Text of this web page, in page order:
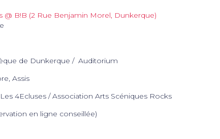
@ B!B (2 Rue Benjamin Morel, Dunkerque)
de Dunkerque
Auditorium
Assis
4Ecluses / Association Arts Scéniques Rocks
en ligne conseillée)